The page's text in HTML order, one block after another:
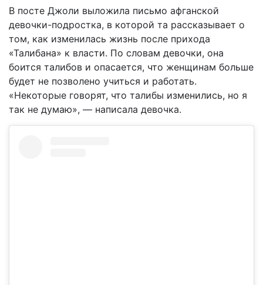
В посте Джоли выложила письмо афганской
девочки-подростка, в которой та рассказывает о
том, как изменилась жизнь после прихода
«Талибана» к власти. По словам девочки, она
боится талибов и опасается, что женщинам больше
будет не позволено учиться и работать.
«Некоторые говорят, что талибы изменились, но я
так не думаю», — написала девочка.